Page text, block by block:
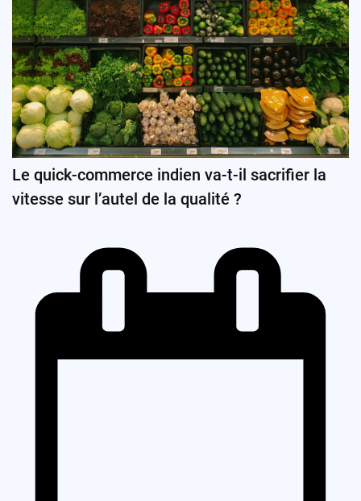
Le quick-commerce indien va-t-il sacrifier la
vitesse sur l’autel de la qualité ?